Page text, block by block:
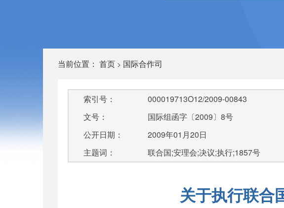
当前位置： 首页 > 国际合作司
索引号：
000019713O12/2009-00843
文号：
国际组函字〔2009〕8号
公开日期：
2009年01月20日
主题词：
联合国;安理会;决议;执行;1857号
关于执行联合